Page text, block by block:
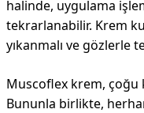
halinde, uygulama
tekrarlanabilir. Krem
yıkanmalı ve gözlerle
Muscoflex krem, çoğu
Bununla birlikte,